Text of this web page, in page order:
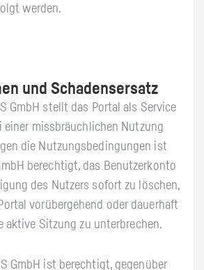
werden.
und Schadensersatz
GmbH stellt das Portal als Service
einer missbräuchlichen Nutzung
die Nutzungsbedingungen ist
berechtigt, das Benutzerkonto
des Nutzers sofort zu löschen,
vorübergehend oder dauerhaft
aktive Sitzung zu unterbrechen.
GmbH ist berechtigt, gegenüber